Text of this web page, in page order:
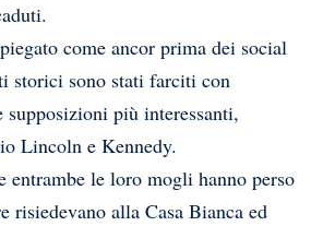
come ancor prima dei social
storici sono stati farciti con
supposizioni più interessanti,
Lincoln e Kennedy.
entrambe le loro mogli hanno perso
risiedevano alla Casa Bianca ed